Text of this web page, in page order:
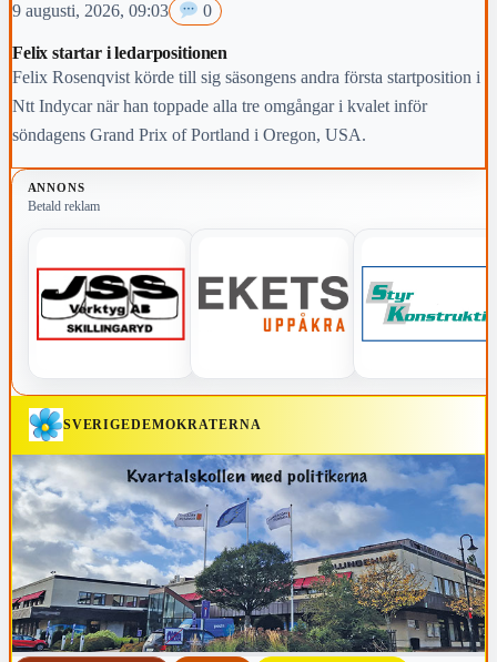
9 augusti, 2026, 09:03 0
Felix startar i ledarpositionen
Felix Rosenqvist körde till sig säsongens andra första startposition i
Ntt Indycar när han toppade alla tre omgångar i kvalet inför
söndagens Grand Prix of Portland i Oregon, USA.
ANNONS
Betald reklam
SVERIGEDEMOKRATERNA